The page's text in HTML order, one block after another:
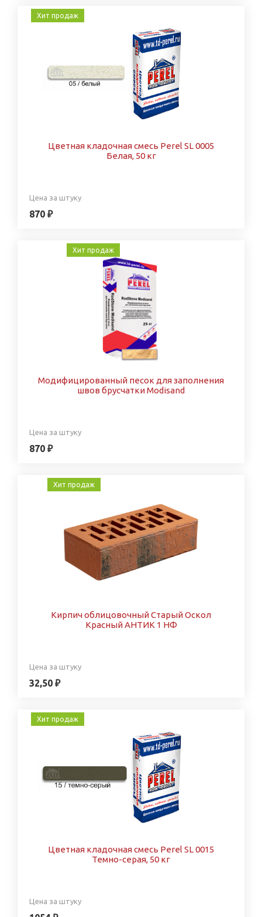
Хит продаж
Цветная кладочная смесь Perel SL 0005
Белая, 50 кг
Цена за штуку
870 ₽
Хит продаж
Модифицированный песок для заполнения
швов брусчатки Modisand
Цена за штуку
870 ₽
Хит продаж
Кирпич облицовочный Старый Оскол
Красный АНТИК 1 НФ
Цена за штуку
32,50 ₽
Хит продаж
Цветная кладочная смесь Perel SL 0015
Темно-серая, 50 кг
Цена за штуку